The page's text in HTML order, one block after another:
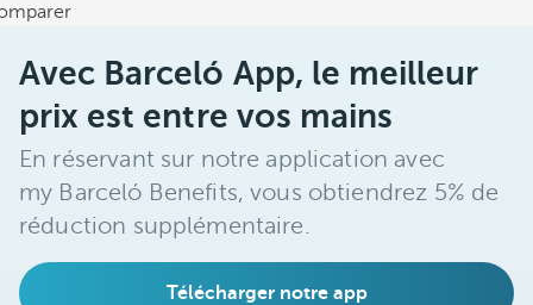
Avec Barceló App, le meilleur
prix est entre vos mains
En réservant sur notre application avec
my Barceló Benefits, vous obtiendrez 5% de
réduction supplémentaire.
Télécharger notre app